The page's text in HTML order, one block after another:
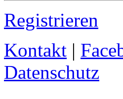
Registrieren
Kontakt |
Datenschutz